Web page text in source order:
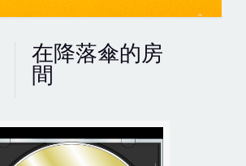
在降落傘的房
間